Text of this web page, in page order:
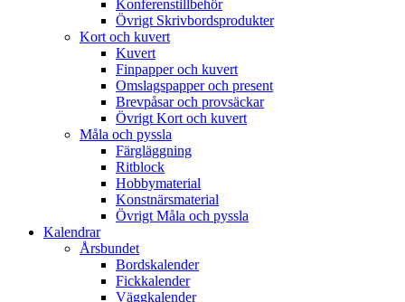
Konferenstillbehör
Övrigt Skrivbordsprodukter
Kort och kuvert
Kuvert
Finpapper och kuvert
Omslagspapper och present
Brevpåsar och provsäckar
Övrigt Kort och kuvert
Måla och pyssla
Färgläggning
Ritblock
Hobbymaterial
Konstnärsmaterial
Övrigt Måla och pyssla
Kalendrar
Årsbundet
Bordskalender
Fickkalender
Väggkalender